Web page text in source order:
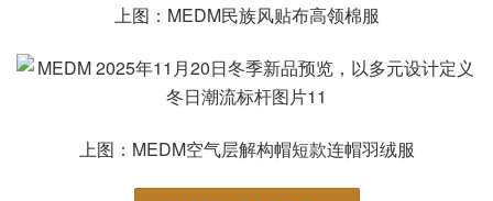
上图：MEDM民族风贴布高领棉服
上图：MEDM空气层解构帽短款连帽羽绒服